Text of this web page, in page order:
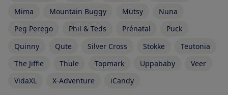
Mima
Mountain Buggy Mutsy
Nuna
Peg Perego
Phil & Teds Prénatal
Puck
Quinny
Qute Silver Cross Stokke
Teutonia
The Jiffle
Thule Topmark Uppababy
Veer
VidaXL
X-Adventure iCandy